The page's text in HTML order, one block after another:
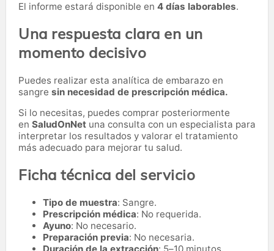
El informe estará disponible en 4 días laborables.
Una respuesta clara en un
momento decisivo
Puedes realizar esta analítica de embarazo en
sangre sin necesidad de prescripción médica.
Si lo necesitas, puedes comprar posteriormente
en SaludOnNet una consulta con un especialista para
interpretar los resultados y valorar el tratamiento
más adecuado para mejorar tu salud.
Ficha técnica del servicio
Tipo de muestra: Sangre.
Prescripción médica: No requerida.
Ayuno: No necesario.
Preparación previa: No necesaria.